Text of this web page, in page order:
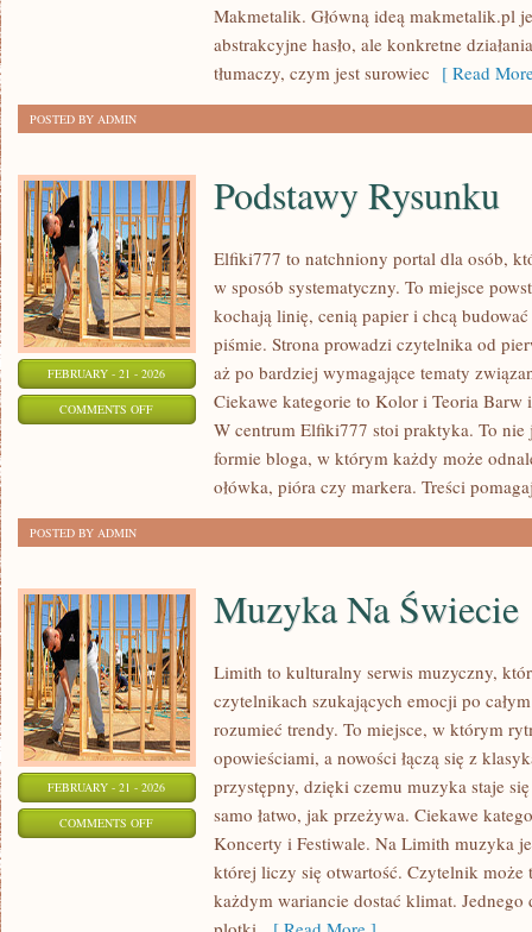
Makmetalik. Główną ideą makmetalik.pl
abstrakcyjne hasło, ale konkretne
tłumaczy, czym jest surowiec [ Read
POSTED BY ADMIN
FEBRUARY - 21 - 2026
COMMENTS OFFON
Podstawy Rysunku
Elfiki777 to natchniony portal dla osób,
w sposób systematyczny. To miejsce
kochają linię, cenią papier i chcą
piśmie. Strona prowadzi czytelnika od
aż po bardziej wymagające tematy
Ciekawe kategorie to Kolor i Teoria
W centrum Elfiki777 stoi praktyka. To
formie bloga, w którym każdy może
ołówka, pióra czy markera. Treści
POSTED BY ADMIN
FEBRUARY - 21 - 2026
COMMENTS OFFON
Muzyka Na Świecie
Limith to kulturalny serwis muzyczny,
czytelnikach szukających emocji po
rozumieć trendy. To miejsce, w którym
opowieściami, a nowości łączą się z
przystępny, dzięki czemu muzyka staje
samo łatwo, jak przeżywa. Ciekawe
Koncerty i Festiwale. Na Limith muzyka
której liczy się otwartość. Czytelnik może
każdym wariancie dostać klimat.